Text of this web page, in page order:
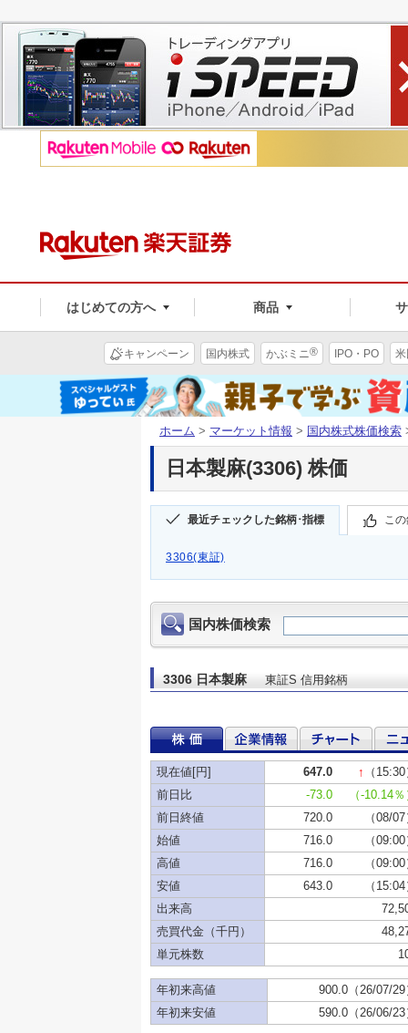
はじめての方へ 商品
キャンペーン 国内株式 かぶミニ® IPO・PO
ホーム > マーケット情報 > 国内株式株価検索
日本製麻(3306) 株価
最近チェックした銘柄･指標 こ
3306(東証)